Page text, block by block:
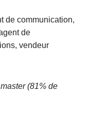
de communication,
de
vendeur
(81% de